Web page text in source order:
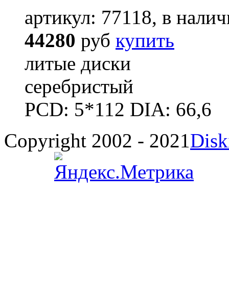
артикул: 77118, в
44280 руб купить
литые диски
серебристый
PCD: 5*112 DIA: 66,6
Copyright 2002 - 2021